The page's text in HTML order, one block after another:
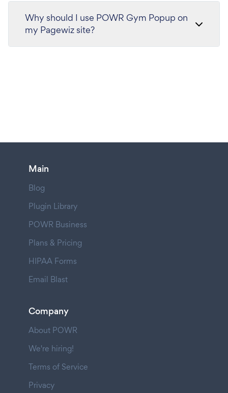
Why should I use POWR Gym Popup on
my Pagewiz site?
Main
Blog
Plugin Library
POWR Business
Plans & Pricing
HIPAA Forms
Email Blast
Company
About POWR
We're hiring!
Terms of Service
Privacy